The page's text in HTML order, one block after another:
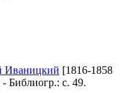
Иваницкий [1816-1858
Библиогр.: с. 49.